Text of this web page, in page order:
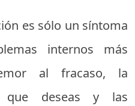
es sólo un síntoma
internos más
al fracaso, la
que deseas y las